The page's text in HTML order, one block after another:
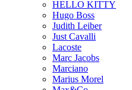
HELLO KITTY
Hugo Boss
Judith Leiber
Just Cavalli
Lacoste
Marc Jacobs
Marciano
Marius Morel